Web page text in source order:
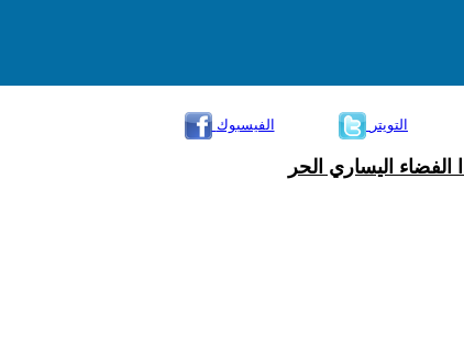
الفيسبوك
التويتر
اليساري الحر